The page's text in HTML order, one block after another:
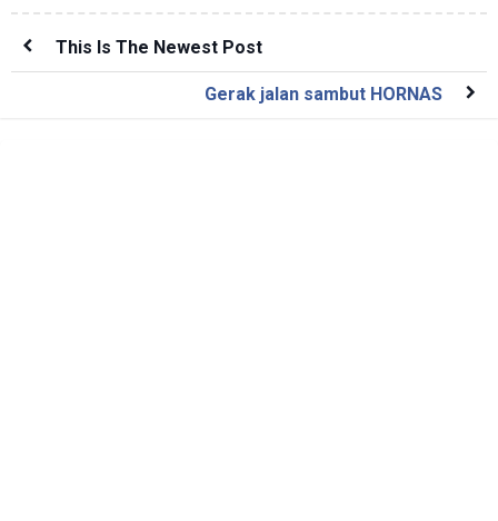
This Is The Newest Post
Gerak jalan sambut HORNAS